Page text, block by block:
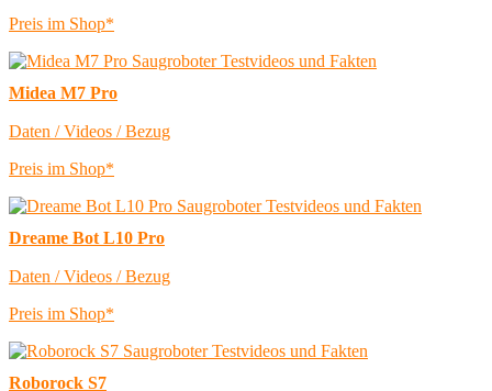
Preis im Shop*
Midea M7 Pro
Daten / Videos / Bezug
Preis im Shop*
Dreame Bot L10 Pro
Daten / Videos / Bezug
Preis im Shop*
Roborock S7